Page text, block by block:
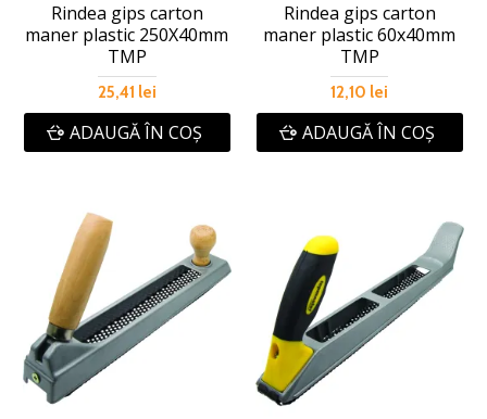
Rindea gips carton
maner plastic 250X40mm
TMP
25,41 lei
ADAUGĂ ÎN COŞ
Rindea gips carton
maner plastic 60x40mm
TMP
12,10 lei
ADAUGĂ ÎN COŞ